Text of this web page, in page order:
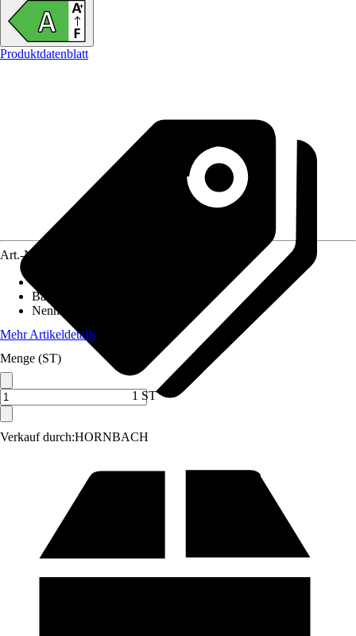
Produktdatenblatt
Verkauf durch:HORNBACH
Art.-Nr.
Bauart
Nenninhalt
Mehr Artikeldetails
Menge (ST)
1 ST